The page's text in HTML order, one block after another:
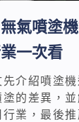
氣噴塗
一次看
介紹噴塗
的差異，
業，最後